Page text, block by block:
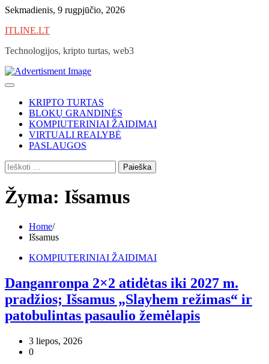
Skip
content
Sekmadienis, 9 rugpjūčio, 2026
ITLINE.LT
Technologijos, kripto turtas, web3
KRIPTO TURTAS
BLOKŲ GRANDINĖS
KOMPIUTERINIAI ŽAIDIMAI
VIRTUALI REALYBĖ
PASLAUGOS
Ieškoti:
Žyma: Išsamus
Home
Išsamus
KOMPIUTERINIAI ŽAIDIMAI
Danganronpa 2×2 atidėtas iki 2027 m.
pradžios; Išsamus „Slayhem režimas“ ir
patobulintas pasaulio žemėlapis
3 liepos, 2026
0